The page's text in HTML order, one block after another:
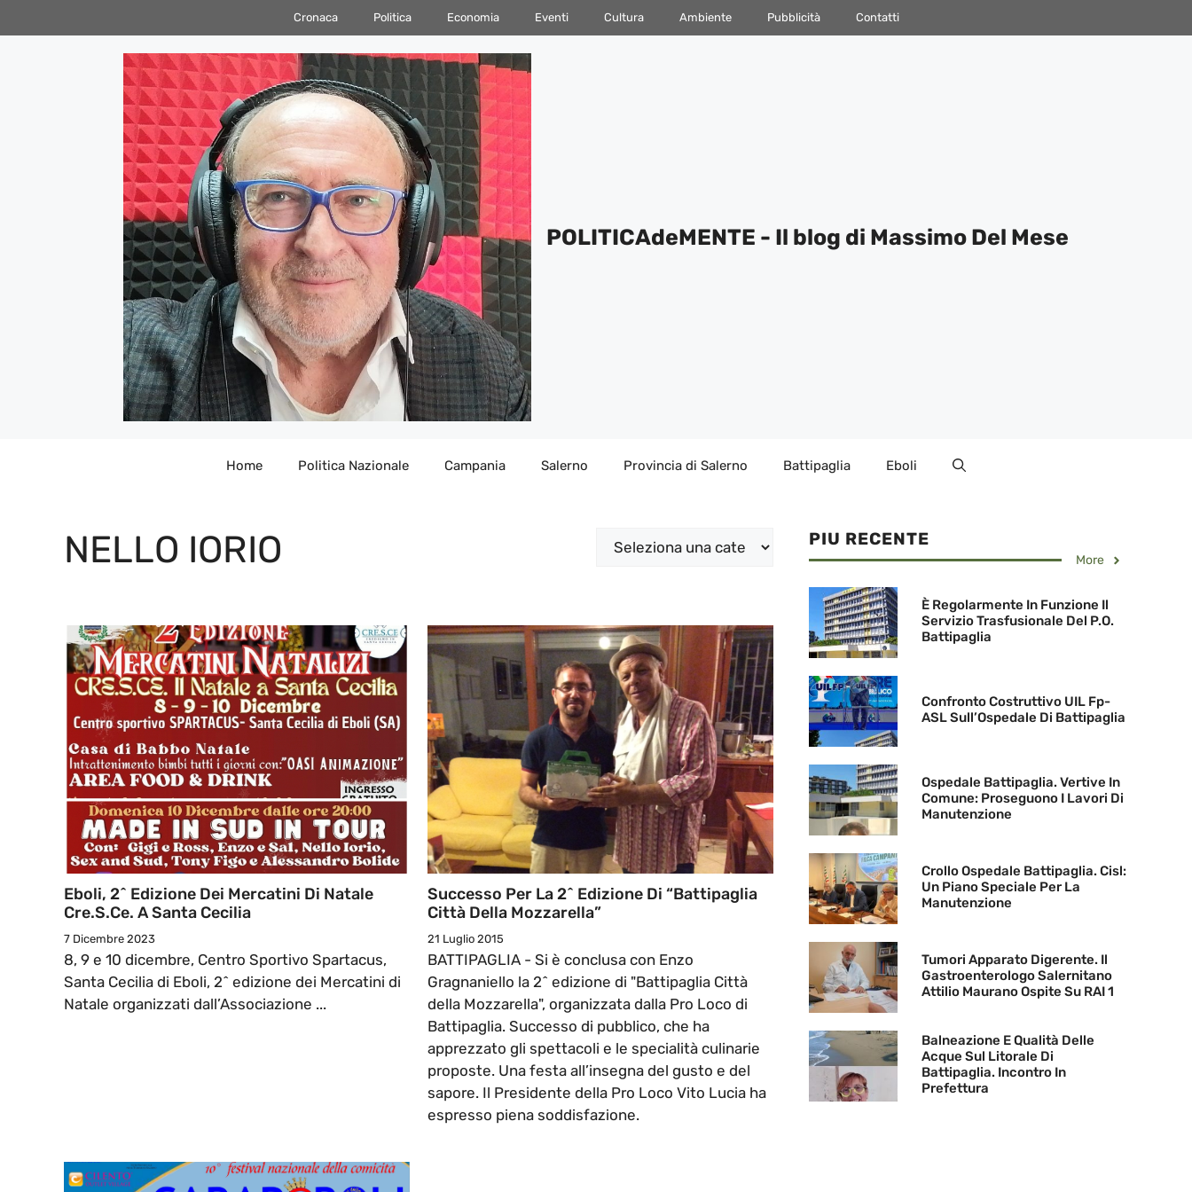
al
Cronaca Politica Economia Eventi Cultura Ambiente Pubblicità Contatti
POLITICAdeMENTE - Il blog di Massimo Del Mese
Home Politica Nazionale Campania Salerno Provincia di Salerno Battipaglia Eboli
NELLO IORIO Categorie
Eboli, 2^ Edizione Dei Mercatini Di Natale
Cre.s.ce. A Santa Cecilia
7 Dicembre 2023
8, 9 e 10 dicembre, Centro Sportivo Spartacus,
Santa Cecilia di Eboli, 2^ edizione dei Mercatini di
Natale organizzati dall’Associazione ...
Successo Per La 2^ Edizione Di “Battipaglia
Città Della Mozzarella”
21 Luglio 2015
BATTIPAGLIA - Si è conclusa con Enzo
Gragnaniello la 2^ edizione di "Battipaglia Città
della Mozzarella", organizzata dalla Pro Loco di
Battipaglia. Successo di pubblico, che ha
apprezzato gli spettacoli e le specialità culinarie
proposte. Una festa all’insegna del gusto e del
sapore. Il Presidente della Pro Loco Vito Lucia ha
espresso piena soddisfazione.
PIU RECENTE
More
È Regolarmente In Funzione Il
Servizio Trasfusionale Del P.O.
Battipaglia
Confronto Costruttivo UIL Fp-
ASL Sull’Ospedale Di Battipaglia
Ospedale Battipaglia. Vertive In
Comune: Proseguono I Lavori Di
Manutenzione
Crollo Ospedale Battipaglia. Cisl:
Un Piano Speciale Per La
Manutenzione
Tumori Apparato Digerente. Il
Gastroenterologo Salernitano
Attilio Maurano Ospite Su RAI 1
Balneazione E Qualità Delle
Acque Sul Litorale Di
Battipaglia. Incontro In
Prefettura